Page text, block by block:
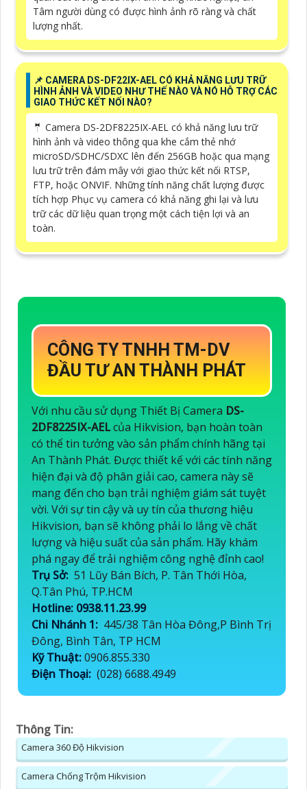
Tâm người dùng có được hình ảnh rõ ràng và chất
lượng nhất.
📌 CAMERA DS-DF22IX-AEL CÓ KHẢ NĂNG LƯU TRỮ
HÌNH ẢNH VÀ VIDEO NHƯ THẾ NÀO VÀ NÓ HỖ TRỢ CÁC
GIAO THỨC KẾT NỐI NÀO?
🤵 Camera DS-2DF8225IX-AEL có khả năng lưu trữ
hình ảnh và video thông qua khe cắm thẻ nhớ
microSD/SDHC/SDXC lên đến 256GB hoặc qua mạng
lưu trữ trên đám mây với giao thức kết nối RTSP,
FTP, hoặc ONVIF. Những tính năng chất lượng được
tích hợp Phục vụ camera có khả năng ghi lại và lưu
trữ các dữ liệu quan trọng một cách tiện lợi và an
toàn.
CÔNG TY TNHH TM-DV
ĐẦU TƯ AN THÀNH PHÁT
Với nhu cầu sử dụng Thiết Bị Camera DS-
2DF8225IX-AELcủa Hikvision, bạn hoàn toàn
có thể tin tưởng vào sản phẩm chính hãng tại
An Thành Phát. Được thiết kế với các tính năng
hiện đại và độ phân giải cao, camera này sẽ
mang đến cho bạn trải nghiệm giám sát tuyệt
vời. Với sự tin cậy và uy tín của thương hiệu
Hikvision, bạn sẽ không phải lo lắng về chất
lượng và hiệu suất của sản phẩm. Hãy khám
phá ngay để trải nghiệm công nghệ đỉnh cao!
Trụ Sở: 51 Lũy Bán Bích, P. Tân Thới Hòa,
Q.Tân Phú, TP.HCM
Hotline: 0938.11.23.99
Chi Nhánh 1: 445/38 Tân Hòa Đông,P Bình Trị
Đông, Bình Tân, TP HCM
Kỹ Thuật:0906.855.330
Điện Thoại: (028) 6688.4949
Thông Tin:
Camera 360 Độ Hikvision
Camera Chống Trộm Hikvision